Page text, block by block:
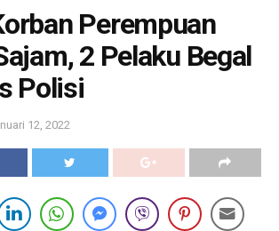
Perempuan
2 Pelaku Begal
Polisi
12, 2022